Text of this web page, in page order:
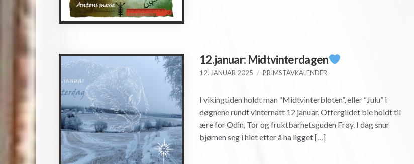
12.januar: Midtvinterdagen
12. JANUAR 2025 PRIMSTAVKALENDER
I vikingtiden holdt man “Midtvinterbloten”, eller “Julu” i
døgnene rundt vinternatt 12 januar. Offergildet ble holdt til
ære for Odin, Tor og fruktbarhetsguden Frøy. I dag snur
bjørnen seg i hiet etter å ha ligget […]